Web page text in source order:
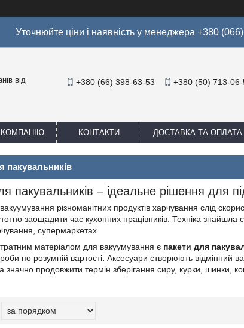
Уточнюйте ціни і наявність у менеджера +380
від
+380 (66) 398-63-53 +380 (50) 713-06-
КОНТАКТИ ДОСТАВКА ТА ОПЛАТА
пакувальників
пакувальників – ідеальне рішення для
різноманітних продуктів харчування слід
заощадити час кухонних працівників. Техніка
супермаркетах.
матеріалом для вакуумування є пакети для
по розумній вартості. Аксесуари створюють відмінний
значно продовжити термін зберігання сиру, курки, шинки,